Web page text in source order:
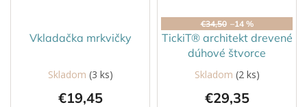
Vkladačka mrkvičky
Skladom (3 ks)
€19,45
€34,50 –14 %
TickiT® architekt drevené
dúhové štvorce
Skladom (2 ks)
€29,35